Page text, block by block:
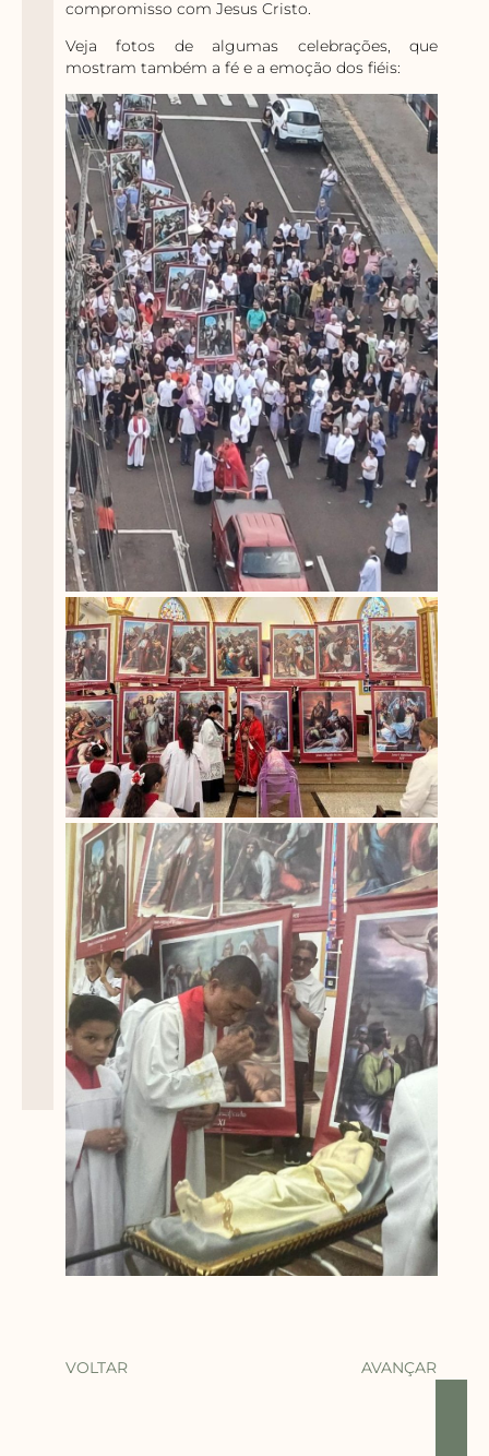
compromisso com Jesus Cristo.
Veja fotos de algumas celebrações, que
mostram também a fé e a emoção dos fiéis:
VOLTAR AVANÇAR